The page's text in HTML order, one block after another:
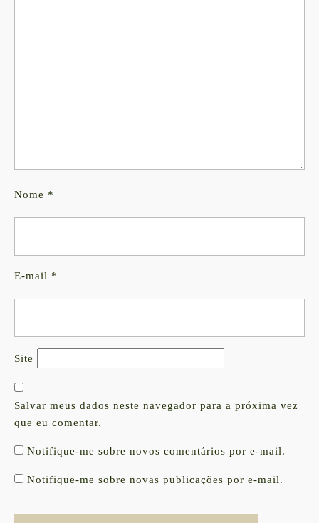
Nome *
E-mail *
Site
Salvar meus dados neste navegador para a próxima vez
que eu comentar.
Notifique-me sobre novos comentários por e-mail.
Notifique-me sobre novas publicações por e-mail.